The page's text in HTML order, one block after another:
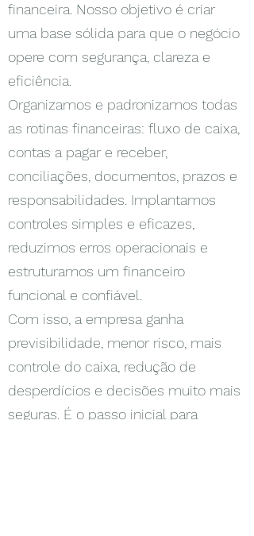
financeira. Nosso objetivo é criar
uma base sólida para que o negócio
opere com segurança, clareza e
eficiência.
Organizamos e padronizamos todas
as rotinas financeiras: fluxo de caixa,
contas a pagar e receber,
conciliações, documentos, prazos e
responsabilidades. Implantamos
controles simples e eficazes,
reduzimos erros operacionais e
estruturamos um financeiro
funcional e confiável.
Com isso, a empresa ganha
previsibilidade, menor risco, mais
controle do caixa, redução de
desperdícios e decisões muito mais
seguras. É o passo inicial para